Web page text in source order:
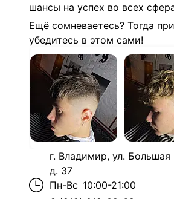
шансы на успех во всех
Ещё сомневаетесь? Тогда
убедитесь в этом сами!
г. Владимир, ул.
д. 37
Пн-Вс 10:00-21:00